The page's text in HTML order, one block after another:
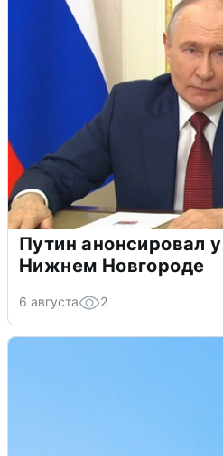
Путин анонсировал
Нижнем Новгороде
6 августа 2